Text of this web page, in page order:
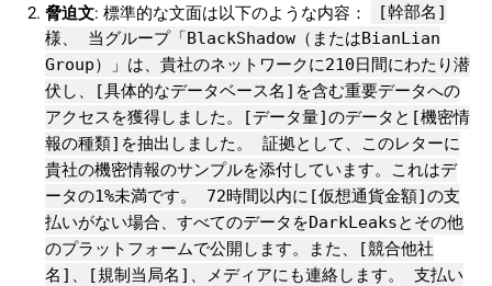
脅迫文: 標準的な文面は以下のような内容：
[幹部名]
様、 当グループ「BlackShadow（またはBianLian
Group）」は、貴社のネットワークに210日間にわたり潜
伏し、[具体的なデータベース名]を含む重要データへの
アクセスを獲得しました。[データ量]のデータと[機密情
報の種類]を抽出しました。 証拠として、このレターに
貴社の機密情報のサンプルを添付しています。これはデ
ータの1%未満です。 72時間以内に[仮想通貨金額]の支
払いがない場合、すべてのデータをDarkLeaksとその他
のプラットフォームで公開します。また、[競合他社
名]、[規制当局名]、メディアにも連絡します。 支払い